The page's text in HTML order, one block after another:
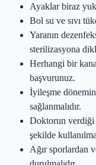
Ayaklar biraz
Bol su ve sıvı
Yaranın
sterilizasyona
Herhangi bir
başvurunuz.
İyileşme
sağlanmalıdır.
Doktorun verdiği
şekilde
Ağır sporlardan